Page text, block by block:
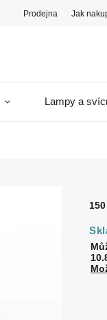
Prodejna Jak
Lampy a